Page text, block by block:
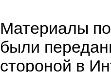
Материалы
были
стороной в